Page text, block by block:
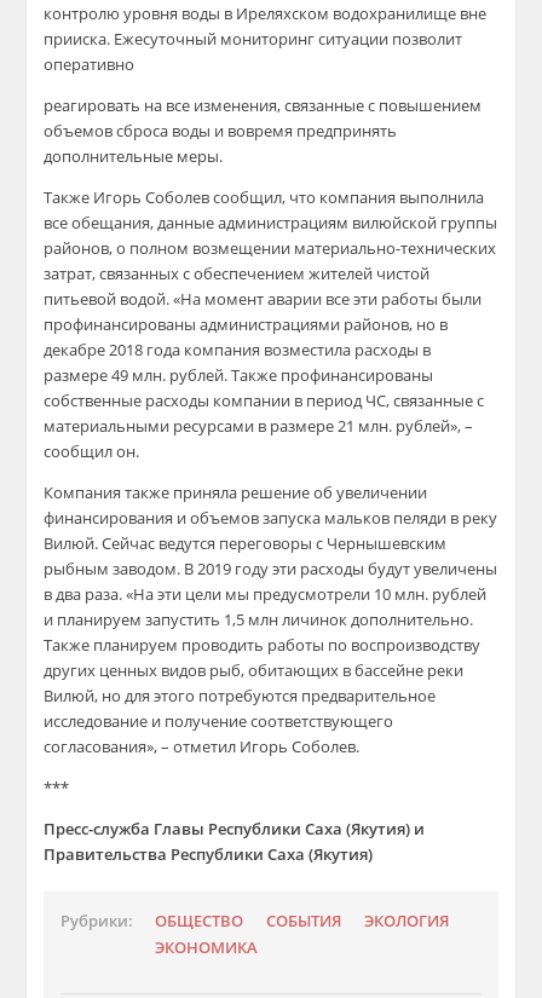
контролю уровня воды в Иреляхском водохранилище вне
прииска. Ежесуточный мониторинг ситуации позволит
оперативно
реагировать на все изменения, связанные с повышением
объемов сброса воды и вовремя предпринять
дополнительные меры.
Также Игорь Соболев сообщил, что компания выполнила
все обещания, данные администрациям вилюйской группы
районов, о полном возмещении материально-технических
затрат, связанных с обеспечением жителей чистой
питьевой водой. «На момент аварии все эти работы были
профинансированы администрациями районов, но в
декабре 2018 года компания возместила расходы в
размере 49 млн. рублей. Также профинансированы
собственные расходы компании в период ЧС, связанные с
материальными ресурсами в размере 21 млн. рублей», –
сообщил он.
Компания также приняла решение об увеличении
финансирования и объемов запуска мальков пеляди в реку
Вилюй. Сейчас ведутся переговоры с Чернышевским
рыбным заводом. В 2019 году эти расходы будут увеличены
в два раза. «На эти цели мы предусмотрели 10 млн. рублей
и планируем запустить 1,5 млн личинок дополнительно.
Также планируем проводить работы по воспроизводству
других ценных видов рыб, обитающих в бассейне реки
Вилюй, но для этого потребуются предварительное
исследование и получение соответствующего
согласования», – отметил Игорь Соболев.
***
Пресс-служба Главы Республики Саха (Якутия) и
Правительства Республики Саха (Якутия)
Рубрики: ОБЩЕСТВО СОБЫТИЯ
ЭКОЛОГИЯ
ЭКОНОМИКА